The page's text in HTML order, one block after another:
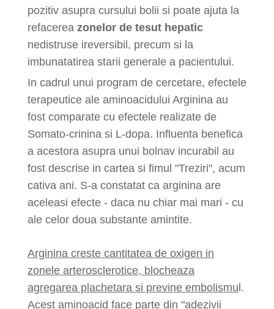
pozitiv asupra cursului bolii si poate ajuta la
refacerea zonelor de tesut hepatic
nedistruse ireversibil, precum si la
imbunatatirea starii generale a pacientului.
In cadrul unui program de cercetare, efectele
terapeutice ale aminoacidului Arginina au
fost comparate cu efectele realizate de
Somato-crinina si L-dopa. Influenta benefica
a acestora asupra unui bolnav incurabil au
fost descrise in cartea si fimul "Treziri", acum
cativa ani. S-a constatat ca arginina are
aceleasi efecte - daca nu chiar mai mari - cu
ale celor doua substante amintite.
Arginina creste cantitatea de oxigen in
zonele arterosclerotice, blocheaza
agregarea plachetara si previne embolismul.
Acest aminoacid face parte din "adezivii